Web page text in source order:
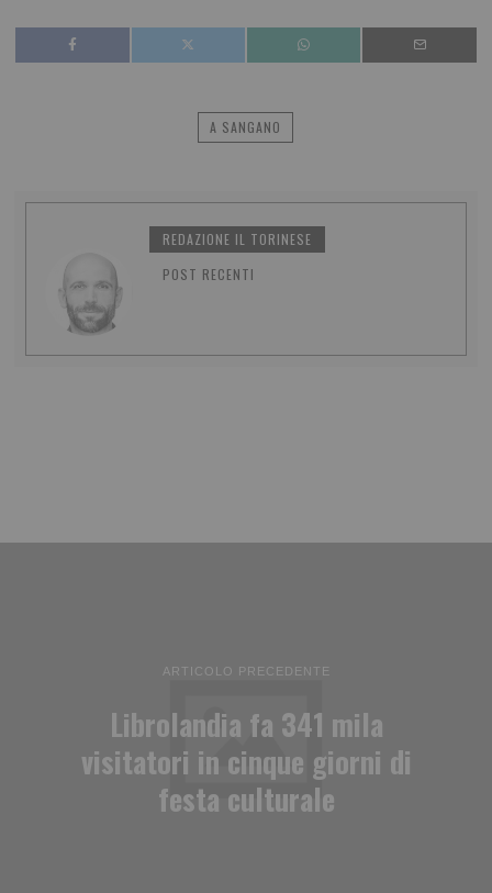
A SANGANO
REDAZIONE IL TORINESE
POST RECENTI
ARTICOLO PRECEDENTE
Librolandia fa 341 mila
visitatori in cinque giorni di
festa culturale